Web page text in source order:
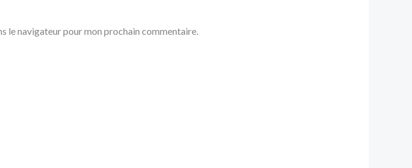
le navigateur pour mon prochain commentaire.